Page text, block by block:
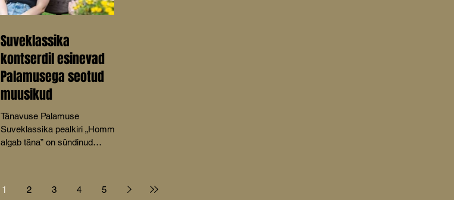
Suveklassika
kontserdil esinevad
Palamusega seotud
muusikud
Tänavuse Palamuse
Suveklassika pealkiri „Homme
algab täna” on sündinud
muretsevad selle pärast,
1 2 3 4 5